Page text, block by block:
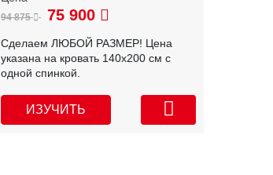
94 875 75 900
Сделаем ЛЮБОЙ РАЗМЕР! Цена
указана на кровать 140х200 см с
одной спинкой.
ИЗУЧИТЬ